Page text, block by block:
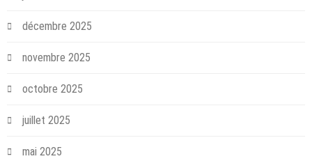
décembre 2025
novembre 2025
octobre 2025
juillet 2025
mai 2025